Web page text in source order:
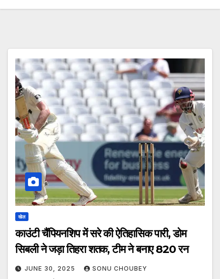
खेल
काउंटी चैंपियनशिप में सरे की ऐतिहासिक पारी, डोम
सिबली ने जड़ा तिहरा शतक, टीम ने बनाए 820 रन
JUNE 30, 2025 SONU CHOUBEY